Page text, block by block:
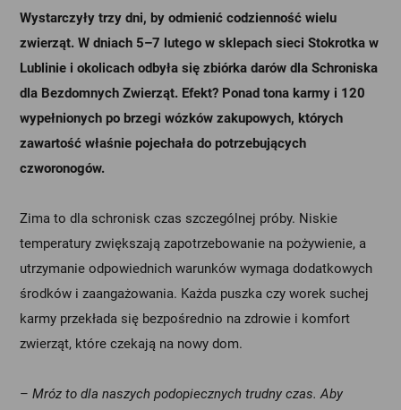
Wystarczyły trzy dni, by odmienić codzienność wielu
zwierząt. W dniach 5–7 lutego w sklepach sieci Stokrotka w
Lublinie i okolicach odbyła się zbiórka darów dla Schroniska
dla Bezdomnych Zwierząt. Efekt? Ponad tona karmy i 120
wypełnionych po brzegi wózków zakupowych, których
zawartość właśnie pojechała do potrzebujących
czworonogów.
Zima to dla schronisk czas szczególnej próby. Niskie
temperatury zwiększają zapotrzebowanie na pożywienie, a
utrzymanie odpowiednich warunków wymaga dodatkowych
środków i zaangażowania. Każda puszka czy worek suchej
karmy przekłada się bezpośrednio na zdrowie i komfort
zwierząt, które czekają na nowy dom.
–Mróz to dla naszych podopiecznych trudny czas. Aby